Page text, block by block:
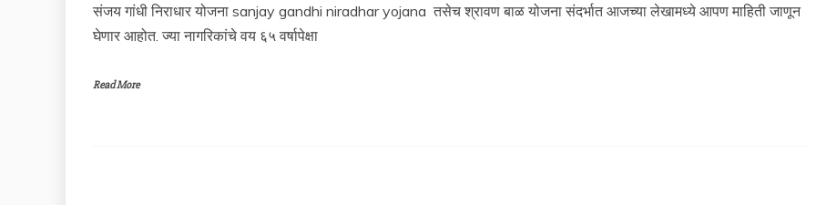
संजय गांधी निराधार योजना sanjay gandhi niradhar yojana तसेच श्रावण बाळ योजना संदर्भात आजच्या लेखामध्ये आपण माहिती जाणून
घेणार आहोत. ज्या नागरिकांचे वय ६५ वर्षापेक्षा
Read More